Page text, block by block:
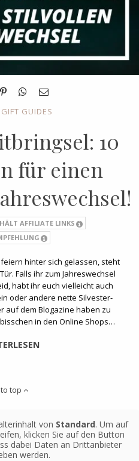
GIFT GUIDES
10
für einen
AFFILIATE LINKS
hinter sich gelassen, steht
Falls ihr zum Jahreswechsel
habt ihr euch vielleicht auch
oder andere nette Silvester-
auf dem Blogazine haben zu
in den Online Shops…
top
von Standard. Um auf
klicken Sie auf den Button
dabei Daten an Drittanbieter
werden.